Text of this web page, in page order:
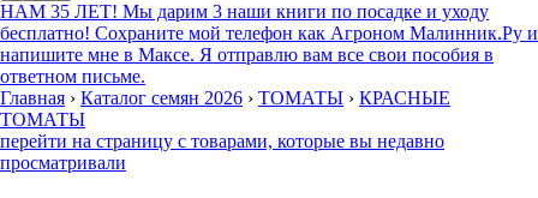
НАМ 35 ЛЕТ! Мы дарим 3 наши книги по посадке и уходу
бесплатно! Сохраните мой телефон как Агроном Малинник.Ру и
напишите мне в Максе. Я отправлю вам все свои пособия в
ответном письме.
Главная › Каталог семян 2026 › ТОМАТЫ › КРАСНЫЕ
ТОМАТЫ
перейти на страницу с товарами, которые вы недавно
просматривали